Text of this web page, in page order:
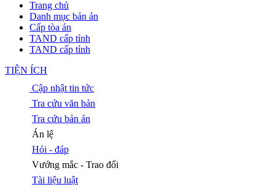
Trang chủ
Danh mục bản án
Cấp tòa án
TAND cấp tỉnh
TAND cấp tỉnh
TIỆN ÍCH
Cập nhật tin tức
Tra cứu văn bản
Tra cứu bản án
Án lệ
Hỏi - đáp
Vướng mắc - Trao đổi
Tài liệu luật